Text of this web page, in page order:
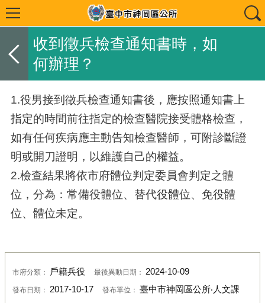
收到徵兵檢查通知書時，如
何辦理？
1.役男接到徵兵檢查通知書後，應按照通知書上
指定的時間前往指定的檢查醫院接受體格檢查，
如有任何疾病應主動告知檢查醫師，可附診斷證
明或開刀證明，以維護自己的權益。
2.檢查結果將依市府體位判定委員會判定之體
位，分為：常備役體位、替代役體位、免役體
位、體位未定。
市府分類： 戶籍兵役 最後異動日期： 2024-10-09
發布日期： 2017-10-17 發布單位： 臺中市神岡區公所‧人文課